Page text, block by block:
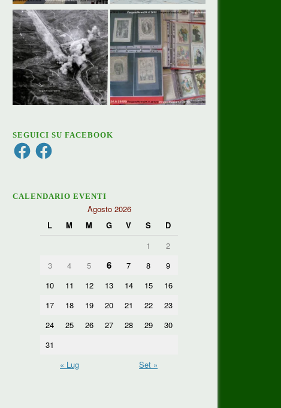
SEGUICI SU FACEBOOK
FacebookFacebook
CALENDARIO EVENTI
Agosto 2026
L
M M G V S
D
1
2
3
4 5 6 7 8
9
10
11 12 13 14 15
16
17
18 19 20 21 22
23
24
25 26 27 28 29
30
31
« Lug
Set »